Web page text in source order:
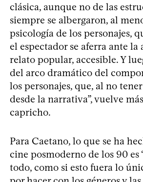
clásica, aunque no de las
siempre se albergaron, al
psicología de los personajes,
el espectador se aferra ante la
relato popular, accesible. Y
del arco dramático del
los personajes, que, al no
desde la narrativa”, vuelve
capricho.
Para Caetano, lo que se ha
cine posmoderno de los 90 es
todo, como si esto fuera lo